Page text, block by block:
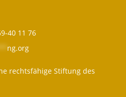
40 11 76
ng.org
rechtsfähige Stiftung des